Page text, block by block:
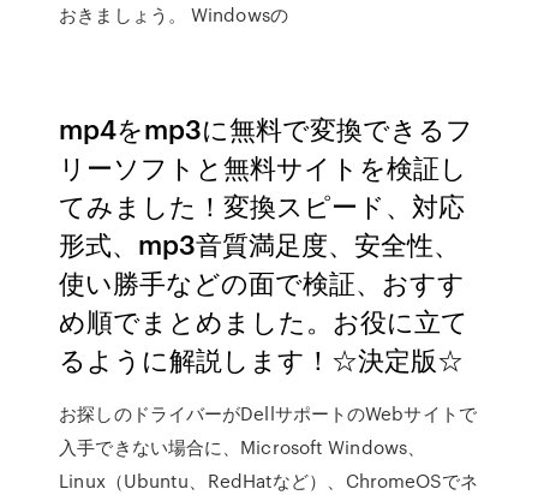
おきましょう。 Windowsの
mp4をmp3に無料で変換できるフ
リーソフトと無料サイトを検証し
てみました！変換スピード、対応
形式、mp3音質満足度、安全性、
使い勝手などの面で検証、おすす
め順でまとめました。お役に立て
るように解説します！☆決定版☆
お探しのドライバーがDellサポートのWebサイトで
入手できない場合に、Microsoft Windows、
Linux（Ubuntu、RedHatなど）、ChromeOSでネ